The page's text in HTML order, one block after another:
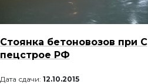
Стоянка бетоновозов при С
пецстрое РФ
Дата сдачи: 12.10.2015